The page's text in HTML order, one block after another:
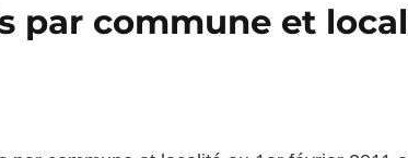
par commune et